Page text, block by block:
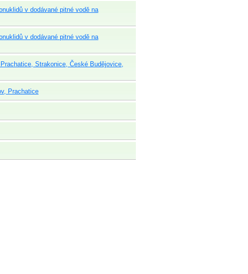
v dodávané pitné vodě na
v dodávané pitné vodě na
Strakonice, České Budějovice,
Prachatice